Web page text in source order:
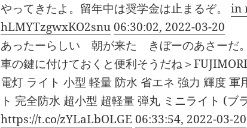
やってきたよ。留年中は奨学金は止まるぞ。in
hLMYTzgwxKO2snu 06:30:02, 2022-03-20
あったーらしい 朝が来た きぼーのあさーだ
車の鍵に付けておくと便利そうだね＞
電灯 ライト 小型 軽量 防水 省エネ 強力 輝度 軍
ト 完全防水 超小型 超軽量 弾丸 ミニライト (ブ
https://t.co/zYLaLbOLGE 06:33:54, 2022-03-20